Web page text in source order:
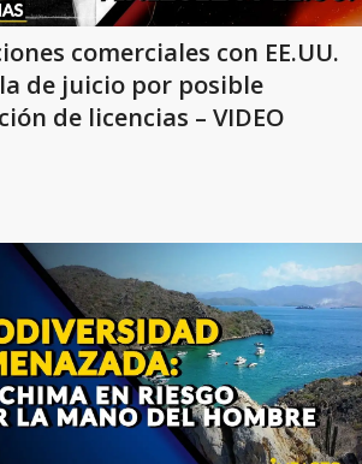
comerciales con EE.UU.
de juicio por posible
de licencias – VIDEO